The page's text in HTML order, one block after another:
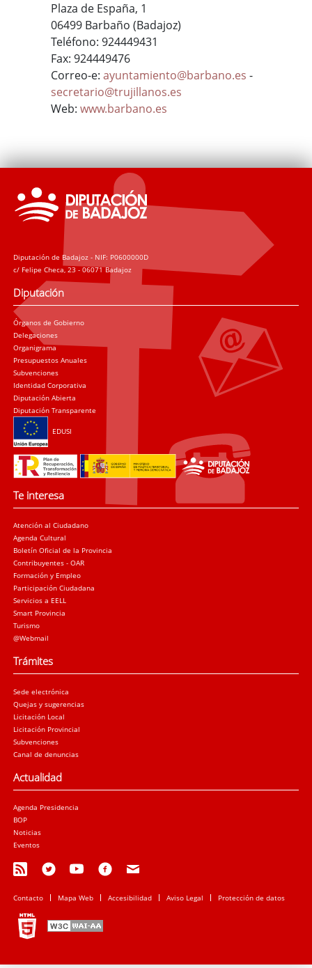
Plaza de España, 1
06499 Barbaño (Badajoz)
Teléfono: 924449431
Fax: 924449476
Correo-e: ayuntamiento@barbano.es -
secretario@trujillanos.es
Web: www.barbano.es
Diputación de Badajoz - NIF: P0600000D
c/ Felipe Checa, 23 - 06071 Badajoz
Diputación
Órganos de Gobierno
Delegaciones
Organigrama
Presupuestos Anuales
Subvenciones
Identidad Corporativa
Diputación Abierta
Diputación Transparente
EDUSI
Te interesa
Atención al Ciudadano
Agenda Cultural
Boletín Oficial de la Provincia
Contribuyentes - OAR
Formación y Empleo
Participación Ciudadana
Servicios a EELL
Smart Provincia
Turismo
@Webmail
Trámites
Sede electrónica
Quejas y sugerencias
Licitación Local
Licitación Provincial
Subvenciones
Canal de denuncias
Actualidad
Agenda Presidencia
BOP
Noticias
Eventos
Contacto Mapa Web Accesibilidad Aviso Legal Protección de datos